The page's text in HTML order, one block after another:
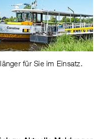
für Sie im Einsatz.